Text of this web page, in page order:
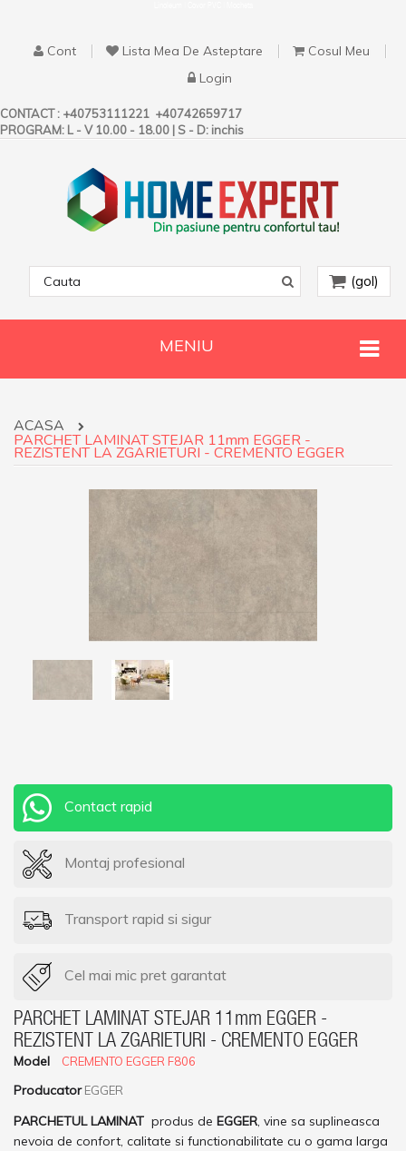
Cont Lista Mea De Asteptare
Cosul Meu
Login
CONTACT : +40753111221 +40742659717
PROGRAM: L - V 10.00 - 18.00 | S - D: inchis
(gol)
MENIU
ACASA
PARCHET LAMINAT STEJAR 11mm EGGER -
REZISTENT LA ZGARIETURI - CREMENTO EGGER
Contact rapid
Montaj profesional
Transport rapid si sigur
Cel mai mic pret garantat
PARCHET LAMINAT STEJAR 11mm EGGER -
REZISTENT LA ZGARIETURI - CREMENTO EGGER
Model CREMENTO EGGER F806
Producator EGGER
PARCHETUL LAMINAT produs de EGGER, vine sa suplineasca
nevoia de confort, calitate si functionabilitate cu o gama larga